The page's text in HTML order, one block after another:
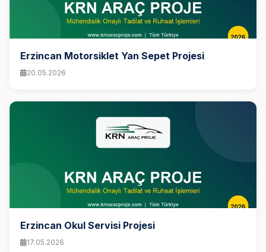
Erzincan Motorsiklet Yan Sepet Projesi
20.05.2026
Erzincan Okul Servisi Projesi
17.05.2026